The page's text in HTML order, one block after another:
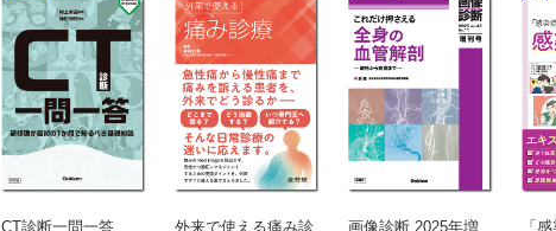
CT診断一問一答 外来で使える痛み診 画像診断 2025年増 「